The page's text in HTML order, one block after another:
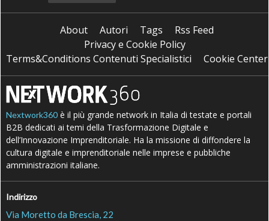
About Autori Tags
Rss Feed
Privacy e Cookie Policy
Terms&Conditions Contenuti Specialistici
Cookie Center
Nextwork360 è il più grande network in Italia di testate e portali
B2B dedicati ai temi della Trasformazione Digitale e
dell’Innovazione Imprenditoriale. Ha la missione di diffondere la
cultura digitale e imprenditoriale nelle imprese e pubbliche
amministrazioni italiane.
Indirizzo
Via Moretto da Brescia, 22